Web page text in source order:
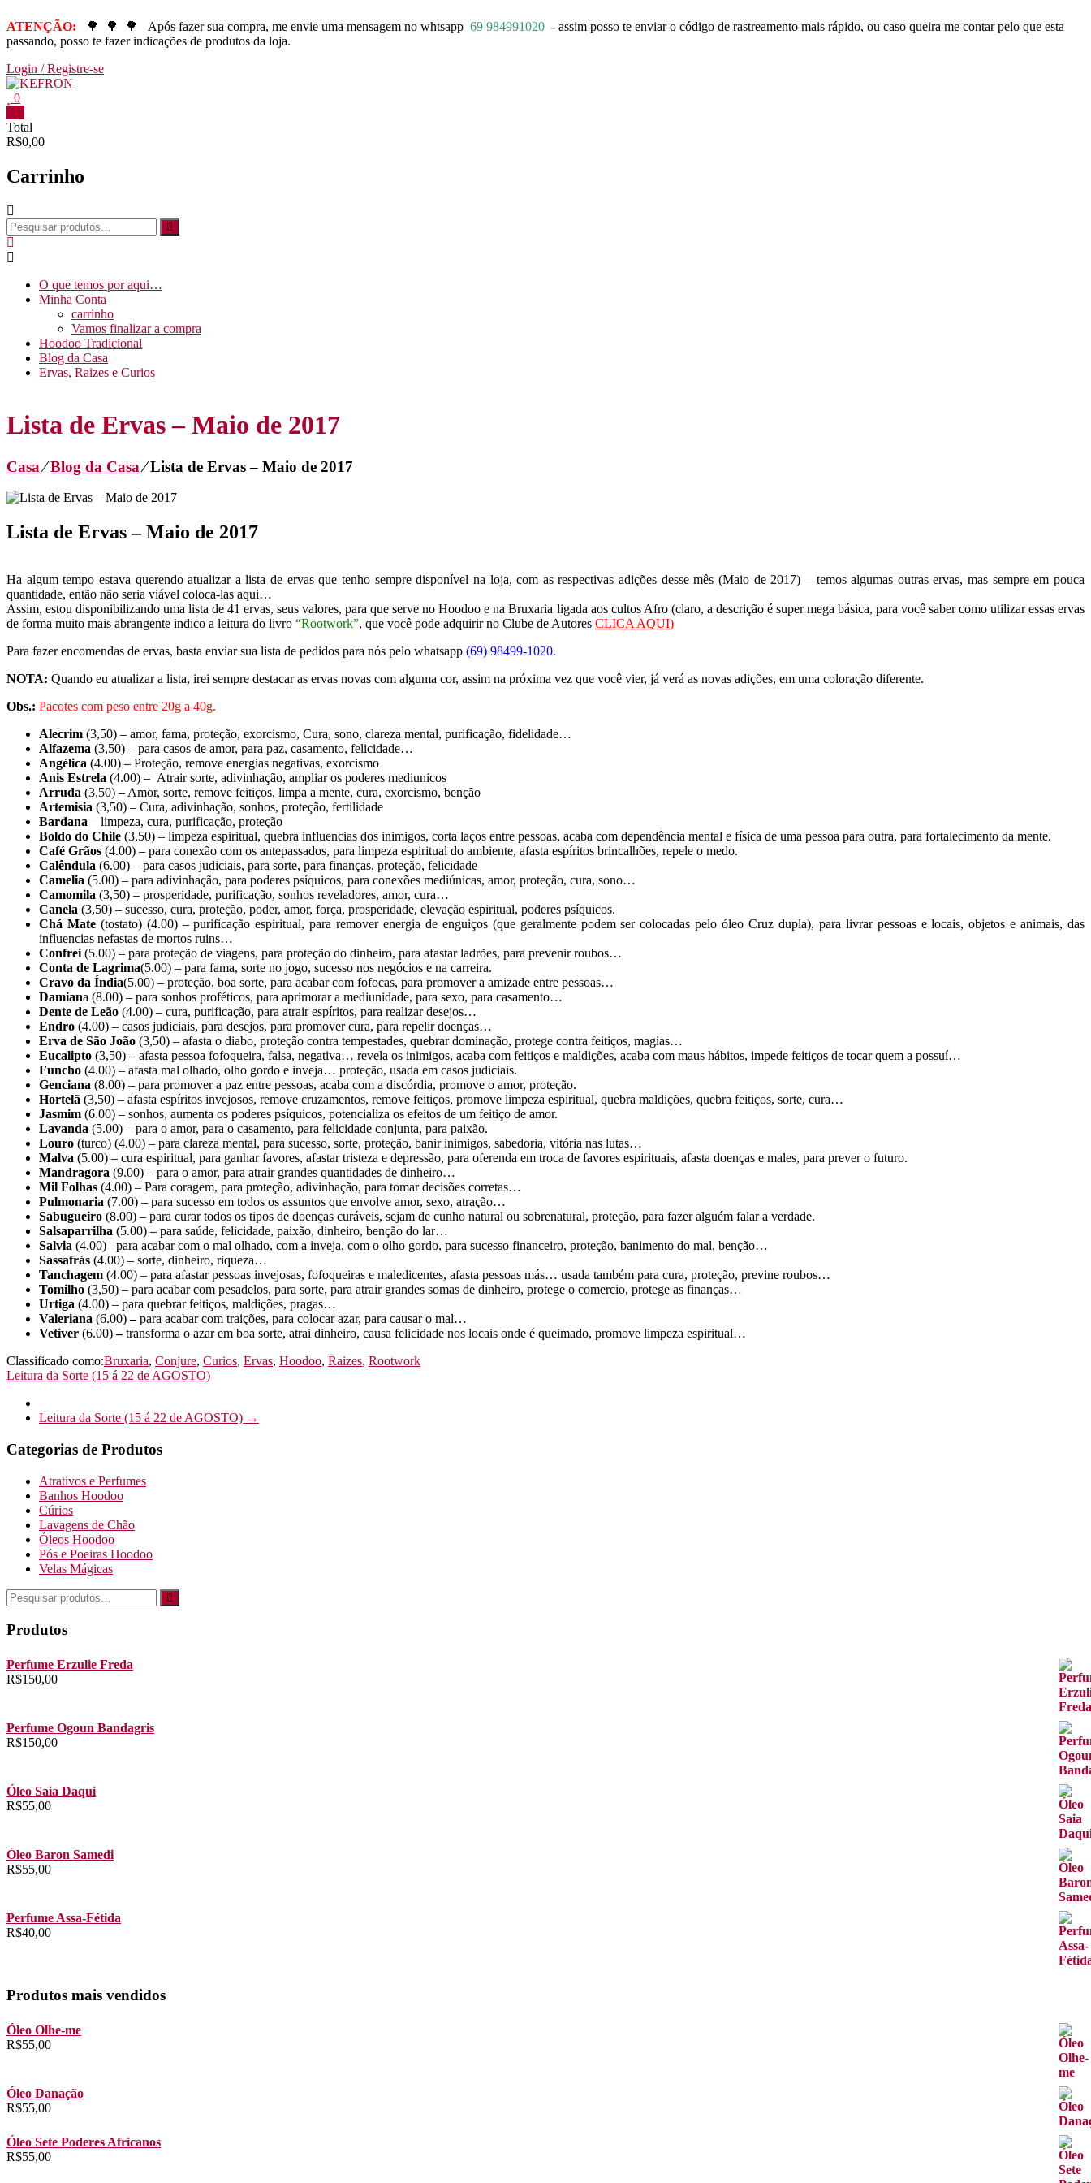
ATENÇÃO: 🌳 🌳 🌳 Após fazer sua compra, me envie uma mensagem no whtsapp 69 984991020 - assim posso te enviar o código de rastreamento mais rápido, ou caso queira me contar pelo que esta
passando, posso te fazer indicações de produtos da loja.
Login / Registre-se
0
Total
R$0,00
Carrinho
O que temos por aqui…
Minha Conta
carrinho
Vamos finalizar a compra
Hoodoo Tradicional
Blog da Casa
Ervas, Raizes e Curios
Lista de Ervas – Maio de 2017
Casa⁄Blog da Casa⁄Lista de Ervas – Maio de 2017
Lista de Ervas – Maio de 2017
Ha algum tempo estava querendo atualizar a lista de ervas que tenho sempre disponível na loja, com as respectivas adições desse mês (Maio de 2017) – temos algumas outras ervas, mas sempre em pouca
quantidade, então não seria viável coloca-las aqui…
Assim, estou disponibilizando uma lista de 41 ervas, seus valores, para que serve no Hoodoo e na Bruxaria ligada aos cultos Afro (claro, a descrição é super mega básica, para você saber como utilizar essas ervas
de forma muito mais abrangente indico a leitura do livro “Rootwork”, que você pode adquirir no Clube de Autores CLICA AQUI)
Para fazer encomendas de ervas, basta enviar sua lista de pedidos para nós pelo whatsapp (69) 98499-1020.
NOTA: Quando eu atualizar a lista, irei sempre destacar as ervas novas com alguma cor, assim na próxima vez que você vier, já verá as novas adições, em uma coloração diferente.
Obs.: Pacotes com peso entre 20g a 40g.
Alecrim (3,50) – amor, fama, proteção, exorcismo, Cura, sono, clareza mental, purificação, fidelidade…
Alfazema (3,50) – para casos de amor, para paz, casamento, felicidade…
Angélica (4.00) – Proteção, remove energias negativas, exorcismo
Anis Estrela (4.00) – Atrair sorte, adivinhação, ampliar os poderes mediunicos
Arruda (3,50) – Amor, sorte, remove feitiços, limpa a mente, cura, exorcismo, benção
Artemisia (3,50) – Cura, adivinhação, sonhos, proteção, fertilidade
Bardana – limpeza, cura, purificação, proteção
Boldo do Chile (3,50) – limpeza espiritual, quebra influencias dos inimigos, corta laços entre pessoas, acaba com dependência mental e física de uma pessoa para outra, para fortalecimento da mente.
Café Grãos (4.00) – para conexão com os antepassados, para limpeza espiritual do ambiente, afasta espíritos brincalhões, repele o medo.
Calêndula (6.00) – para casos judiciais, para sorte, para finanças, proteção, felicidade
Camelia (5.00) – para adivinhação, para poderes psíquicos, para conexões mediúnicas, amor, proteção, cura, sono…
Camomila (3,50) – prosperidade, purificação, sonhos reveladores, amor, cura…
Canela (3,50) – sucesso, cura, proteção, poder, amor, força, prosperidade, elevação espiritual, poderes psíquicos.
Chá Mate (tostato) (4.00) – purificação espiritual, para remover energia de enguiços (que geralmente podem ser colocadas pelo óleo Cruz dupla), para livrar pessoas e locais, objetos e animais, das
influencias nefastas de mortos ruins…
Confrei (5.00) – para proteção de viagens, para proteção do dinheiro, para afastar ladrões, para prevenir roubos…
Conta de Lagrima(5.00) – para fama, sorte no jogo, sucesso nos negócios e na carreira.
Cravo da Índia(5.00) – proteção, boa sorte, para acabar com fofocas, para promover a amizade entre pessoas…
Damiana (8.00) – para sonhos proféticos, para aprimorar a mediunidade, para sexo, para casamento…
Dente de Leão (4.00) – cura, purificação, para atrair espíritos, para realizar desejos…
Endro (4.00) – casos judiciais, para desejos, para promover cura, para repelir doenças…
Erva de São João (3,50) – afasta o diabo, proteção contra tempestades, quebrar dominação, protege contra feitiços, magias…
Eucalipto (3,50) – afasta pessoa fofoqueira, falsa, negativa… revela os inimigos, acaba com feitiços e maldições, acaba com maus hábitos, impede feitiços de tocar quem a possuí…
Funcho (4.00) – afasta mal olhado, olho gordo e inveja… proteção, usada em casos judiciais.
Genciana (8.00) – para promover a paz entre pessoas, acaba com a discórdia, promove o amor, proteção.
Hortelã (3,50) – afasta espíritos invejosos, remove cruzamentos, remove feitiços, promove limpeza espiritual, quebra maldições, quebra feitiços, sorte, cura…
Jasmim (6.00) – sonhos, aumenta os poderes psíquicos, potencializa os efeitos de um feitiço de amor.
Lavanda (5.00) – para o amor, para o casamento, para felicidade conjunta, para paixão.
Louro (turco) (4.00) – para clareza mental, para sucesso, sorte, proteção, banir inimigos, sabedoria, vitória nas lutas…
Malva (5.00) – cura espiritual, para ganhar favores, afastar tristeza e depressão, para oferenda em troca de favores espirituais, afasta doenças e males, para prever o futuro.
Mandragora (9.00) – para o amor, para atrair grandes quantidades de dinheiro…
Mil Folhas (4.00) – Para coragem, para proteção, adivinhação, para tomar decisões corretas…
Pulmonaria (7.00) – para sucesso em todos os assuntos que envolve amor, sexo, atração…
Sabugueiro (8.00) – para curar todos os tipos de doenças curáveis, sejam de cunho natural ou sobrenatural, proteção, para fazer alguém falar a verdade.
Salsaparrilha (5.00) – para saúde, felicidade, paixão, dinheiro, benção do lar…
Salvia (4.00) –para acabar com o mal olhado, com a inveja, com o olho gordo, para sucesso financeiro, proteção, banimento do mal, benção…
Sassafrás (4.00) – sorte, dinheiro, riqueza…
Tanchagem (4.00) – para afastar pessoas invejosas, fofoqueiras e maledicentes, afasta pessoas más… usada também para cura, proteção, previne roubos…
Tomilho (3,50) – para acabar com pesadelos, para sorte, para atrair grandes somas de dinheiro, protege o comercio, protege as finanças…
Urtiga (4.00) – para quebrar feitiços, maldições, pragas…
Valeriana (6.00)–para acabar com traições, para colocar azar, para causar o mal…
Vetiver (6.00)–transforma o azar em boa sorte, atrai dinheiro, causa felicidade nos locais onde é queimado, promove limpeza espiritual…
Classificado como:Bruxaria, Conjure, Curios, Ervas, Hoodoo, Raizes, Rootwork
Leitura da Sorte (15 á 22 de AGOSTO)
Leitura da Sorte (15 á 22 de AGOSTO) →
Categorias de Produtos
Atrativos e Perfumes
Banhos Hoodoo
Cúrios
Lavagens de Chão
Óleos Hoodoo
Pós e Poeiras Hoodoo
Velas Mágicas
Produtos
Perfume Erzulie Freda
R$150,00
Perfume Ogoun Bandagris
R$150,00
Óleo Saia Daqui
R$55,00
Óleo Baron Samedi
R$55,00
Perfume Assa-Fétida
R$40,00
Produtos mais vendidos
Óleo Olhe-me
R$55,00
Óleo Danação
R$55,00
Óleo Sete Poderes Africanos
R$55,00